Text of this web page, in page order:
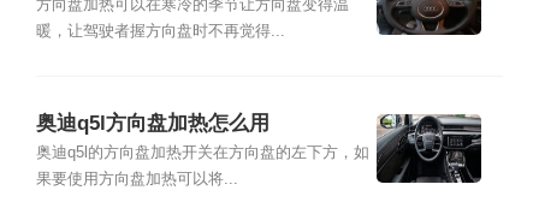
方向盘加热可以在寒冷的季节让方向盘变得温
暖，让驾驶者握方向盘时不再觉得...
奥迪q5l方向盘加热怎么用
奥迪q5l的方向盘加热开关在方向盘的左下方，如
果要使用方向盘加热可以将...